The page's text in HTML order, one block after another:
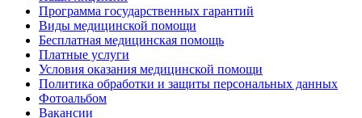
Программа государственных гарантий
Виды медицинской помощи
Бесплатная медицинская помощь
Платные услуги
Условия оказания медицинской помощи
Политика обработки и защиты персональных данных
Фотоальбом
Вакансии